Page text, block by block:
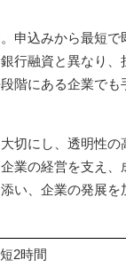
申込みから最短
行融資と異なり
階にある企業で
切にし、透明性
業の経営を支え
い、企業の発展
2時間